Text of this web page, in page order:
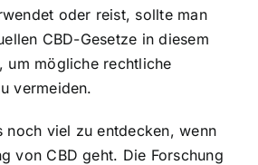
oder reist, sollte man
CBD-Gesetze in diesem
um mögliche rechtliche
vermeiden.
noch viel zu entdecken, wenn
von CBD geht. Die Forschung